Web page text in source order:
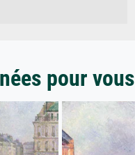
pour vous